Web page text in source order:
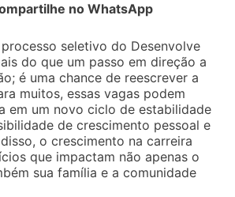
no WhatsApp
seletivo do Desenvolve
do que um passo em direção a
é uma chance de reescrever a
muitos, essas vagas podem
em um novo ciclo de estabilidade
de crescimento pessoal e
o crescimento na carreira
que impactam não apenas o
sua família e a comunidade